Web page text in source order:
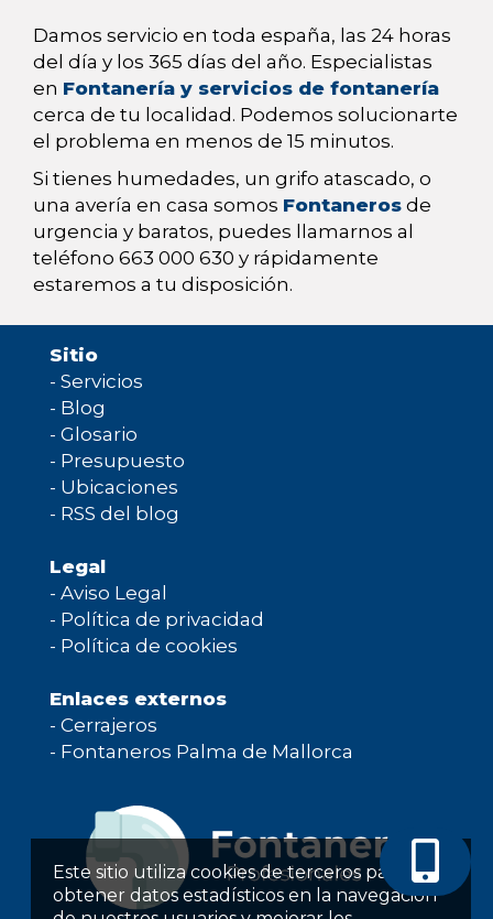
Este sitio utiliza cookies de terceros para
obtener datos estadísticos en la navegación
Damos servicio en toda españa, las 24 horas
del día y los 365 días del año. Especialistas
en Fontanería y servicios de fontanería
cerca de tu localidad. Podemos solucionarte
el problema en menos de 15 minutos.
Si tienes humedades, un grifo atascado, o
una avería en casa somos Fontaneros de
urgencia y baratos, puedes llamarnos al
teléfono 663 000 630 y rápidamente
estaremos a tu disposición.
Sitio
- Servicios
- Blog
- Glosario
- Presupuesto
- Ubicaciones
- RSS del blog
Legal
- Aviso Legal
- Política de privacidad
- Política de cookies
Enlaces externos
- Cerrajeros
- Fontaneros Palma de Mallorca